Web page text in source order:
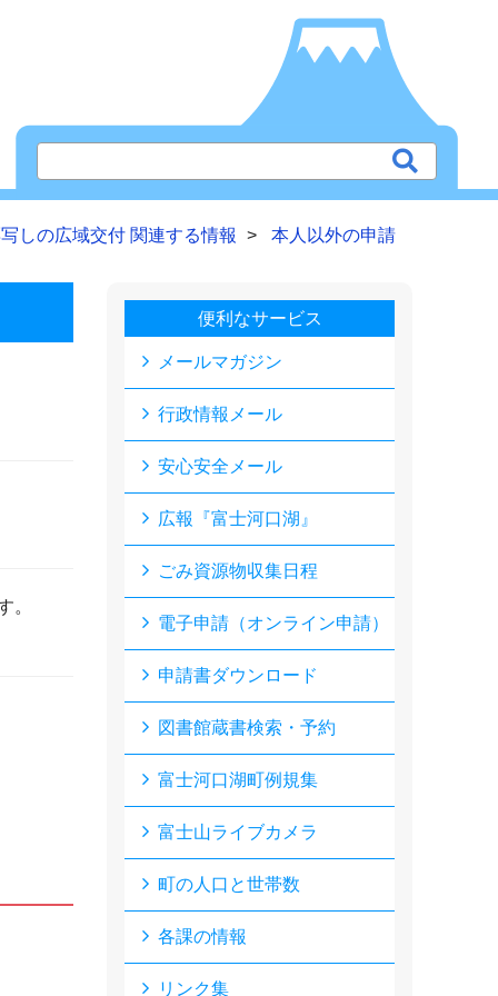
しの広域交付 関連する情報 本人以外の申請
。
便利なサービス
メールマガジン
行政情報メール
安心安全メール
広報『富士河口湖』
ごみ資源物収集日程
電子申請（オンライン申請）
申請書ダウンロード
図書館蔵書検索・予約
富士河口湖町例規集
富士山ライブカメラ
町の人口と世帯数
各課の情報
リンク集